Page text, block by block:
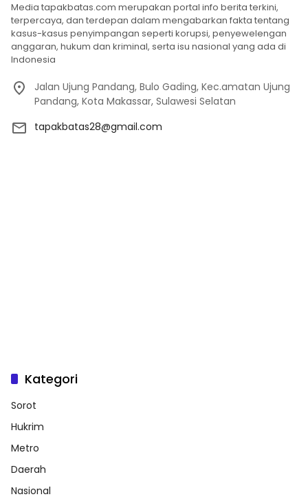
Media tapakbatas.com merupakan portal info berita terkini,
terpercaya, dan terdepan dalam mengabarkan fakta tentang
kasus-kasus penyimpangan seperti korupsi, penyewelengan
anggaran, hukum dan kriminal, serta isu nasional yang ada di
Indonesia
Jalan Ujung Pandang, Bulo Gading, Kec.amatan Ujung
Pandang, Kota Makassar, Sulawesi Selatan
tapakbatas28@gmail.com
Kategori
Sorot
Hukrim
Metro
Daerah
Nasional